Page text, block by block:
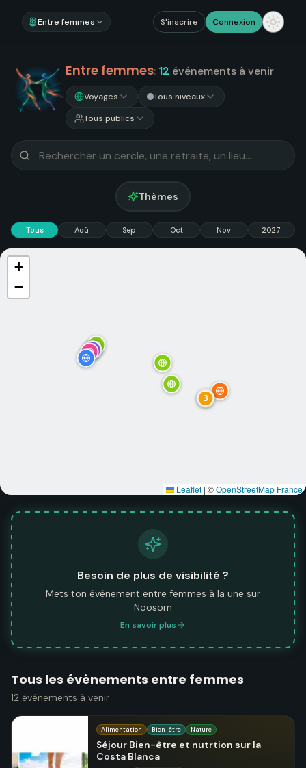
Entre femmes S'inscrire Connexion
Entre femmes: 12 événements à venir
Voyages
Tous niveaux
Tous publics
Thèmes
Tous Aoû Sep Oct Nov 2027
3
+
−
Leaflet | ©OpenStreetMap France
Besoin de plus de visibilité ?
Mets ton événement entre femmes à la une sur
Noosom
En savoir plus
Tous les évènements entre femmes
12 événements à venir
Alimentation Bien-être Nature
Séjour Bien-être et nutrtion sur la
Costa Blanca